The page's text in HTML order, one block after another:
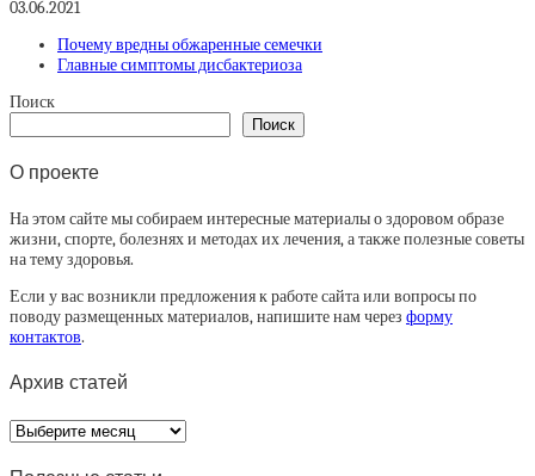
03.06.2021
Почему вредны обжаренные семечки
Главные симптомы дисбактериоза
Поиск
Поиск
О проекте
На этом сайте мы собираем интересные материалы о здоровом образе
жизни, спорте, болезнях и методах их лечения, а также полезные советы
на тему здоровья.
Если у вас возникли предложения к работе сайта или вопросы по
поводу размещенных материалов, напишите нам через форму
контактов.
Архив статей
Архив
статей